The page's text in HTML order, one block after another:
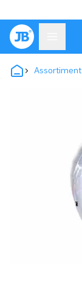
Assortiment